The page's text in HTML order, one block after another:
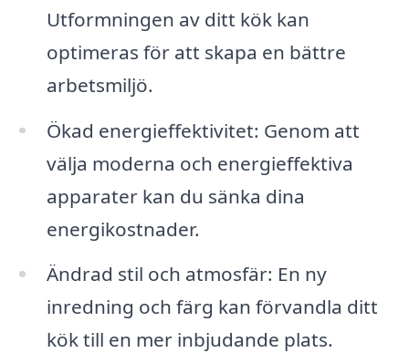
Utformningen av ditt kök kan
optimeras för att skapa en bättre
arbetsmiljö.
Ökad energieffektivitet: Genom att
välja moderna och energieffektiva
apparater kan du sänka dina
energikostnader.
Ändrad stil och atmosfär: En ny
inredning och färg kan förvandla ditt
kök till en mer inbjudande plats.